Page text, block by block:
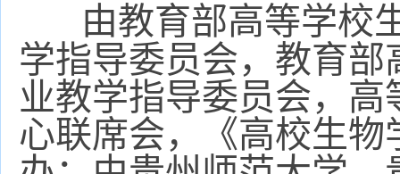
由教育部高等学校
学指导委员会，教育
业教学指导委员会，
心联席会，《高校生